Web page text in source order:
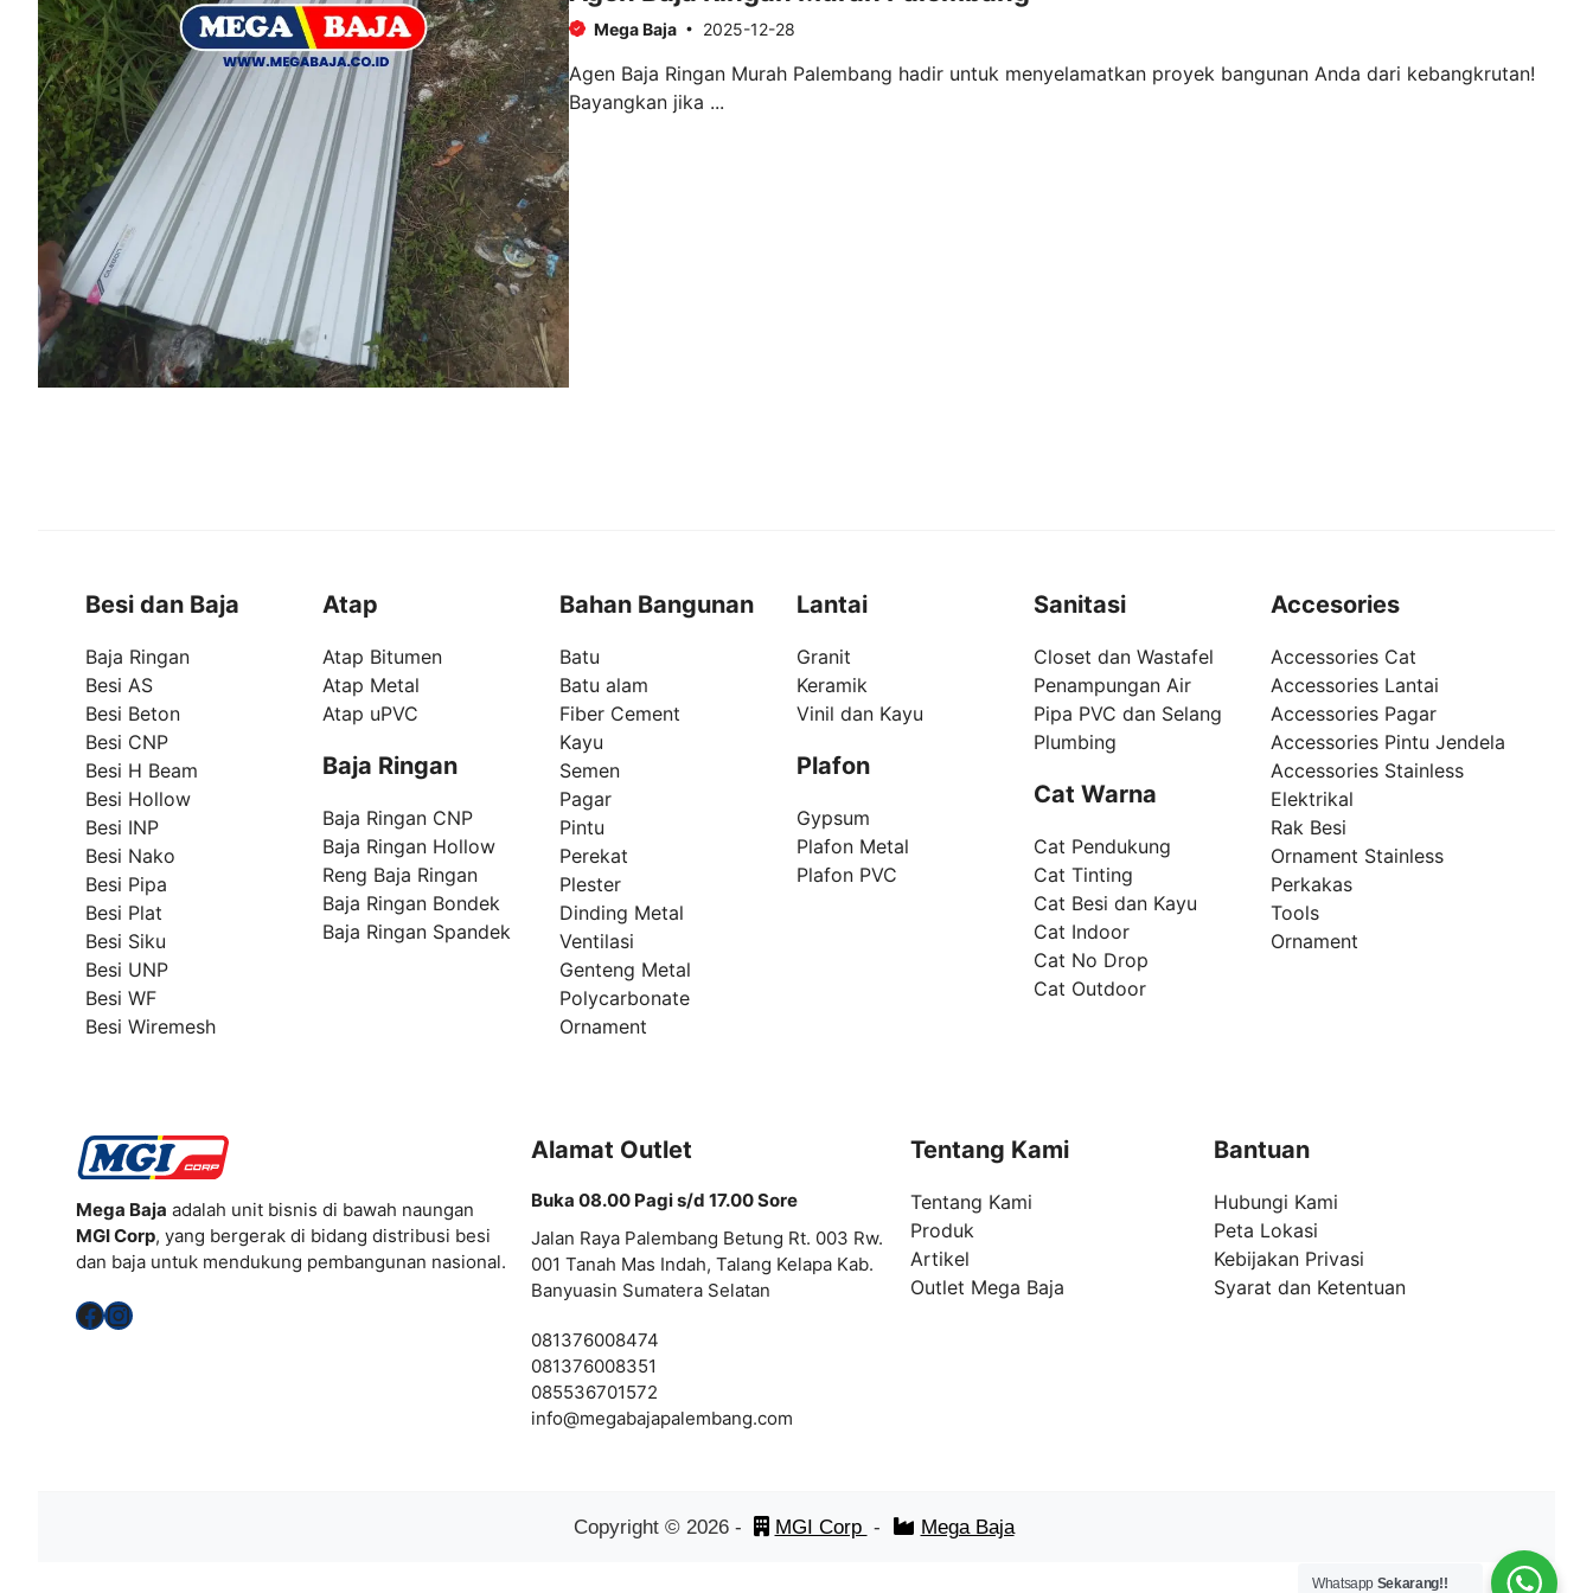
Mega Baja 2025-12-28
Agen Baja Ringan Murah Palembang hadir untuk menyelamatkan proyek bangunan Anda dari kebangkrutan!
Bayangkan jika ...
Besi dan Baja
Baja Ringan
Besi AS
Besi Beton
Besi CNP
Besi H Beam
Besi Hollow
Besi INP
Besi Nako
Besi Pipa
Besi Plat
Besi Siku
Besi UNP
Besi WF
Besi Wiremesh
Atap
Atap Bitumen
Atap Metal
Atap uPVC
Baja Ringan
Baja Ringan CNP
Baja Ringan Hollow
Reng Baja Ringan
Baja Ringan Bondek
Baja Ringan Spandek
Bahan Bangunan
Batu
Batu alam
Fiber Cement
Kayu
Semen
Pagar
Pintu
Perekat
Plester
Dinding Metal
Ventilasi
Genteng Metal
Polycarbonate
Ornament
Lantai
Granit
Keramik
Vinil dan Kayu
Plafon
Gypsum
Plafon Metal
Plafon PVC
Sanitasi
Closet dan Wastafel
Penampungan Air
Pipa PVC dan Selang
Plumbing
Cat Warna
Cat Pendukung
Cat Tinting
Cat Besi dan Kayu
Cat Indoor
Cat No Drop
Cat Outdoor
Accesories
Accessories Cat
Accessories Lantai
Accessories Pagar
Accessories Pintu Jendela
Accessories Stainless
Elektrikal
Rak Besi
Ornament Stainless
Perkakas
Tools
Ornament
Mega Baja adalah unit bisnis di bawah naungan
MGI Corp, yang bergerak di bidang distribusi besi
dan baja untuk mendukung pembangunan nasional.
Facebook
Instagram
Alamat Outlet
Buka 08.00 Pagi s/d 17.00 Sore
Jalan Raya Palembang Betung Rt. 003 Rw.
001 Tanah Mas Indah, Talang Kelapa Kab.
Banyuasin Sumatera Selatan
081376008474
081376008351
085536701572
info@megabajapalembang.com
Tentang Kami
Tentang Kami
Produk
Artikel
Outlet Mega Baja
Bantuan
Hubungi Kami
Peta Lokasi
Kebijakan Privasi
Syarat dan Ketentuan
Copyright © 2026- MGI Corp - Mega Baja
Whatsapp Sekarang!!